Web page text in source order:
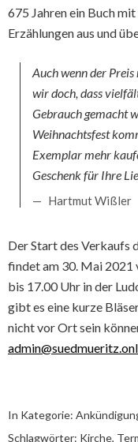
675 Jahren ein Buch
Erzählungen aus und
Auch wenn der
wir doch, dass
Gebrauch gemacht
Weihnachtsfest
Exemplar mehr
Geschenk für Ihre
Hartmut Wißler
Der Start des Verkaufs
findet am 30. Mai 2021
bis 17.00 Uhr in der
gibt es eine kurze
nicht vor Ort sein
In Kategorie:
Schlagwörter: Kirche,